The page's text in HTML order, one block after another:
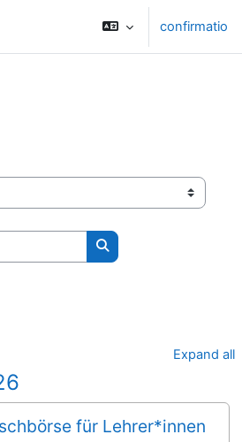
confirmatio
Search courses
Expand all
für Lehrer*innen